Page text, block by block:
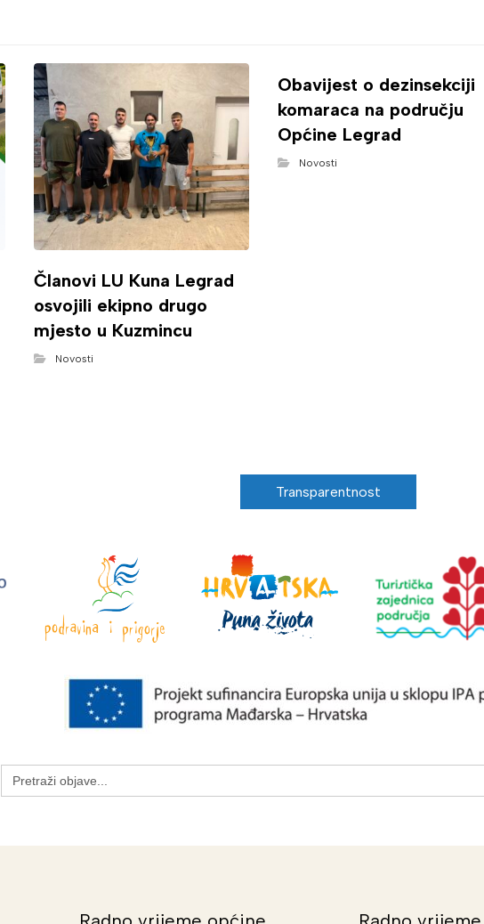
Članovi LU Kuna Legrad
osvojili ekipno drugo
mjesto u Kuzmincu
Novosti
Obavijest o dezinsekciji
komaraca na području
Općine Legrad
Novosti
Transparentnost
Search
for: